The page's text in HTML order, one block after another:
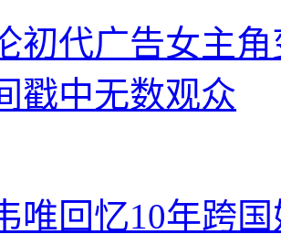
初代广告女主
戳中无数观众
唯回忆10年跨